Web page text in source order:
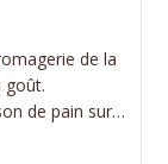
de la
goût.
de pain sur…